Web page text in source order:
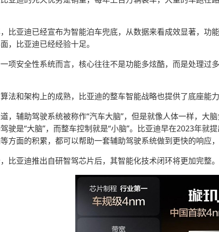
比亚迪已经宣布为智能泊车兜底，从数据来看成效显著，功
，比亚迪已经经验十足。
项安全性系统而言，核心往往不是功能多炫酷，而是处理
法和架构上的成熟，比亚迪的整车智能战略也提供了底座能力
，辅助驾驶系统被称作“汽车大脑”，但是就像人体一样，大
驶是“大脑”，而整车控制就是“小脑”。比亚迪早在2023年
方面的积累，都可以帮助一套辅助驾驶系统做到更快的响应
比亚迪推出自研智驾芯片后，其智能化技术闭环将更加完整。